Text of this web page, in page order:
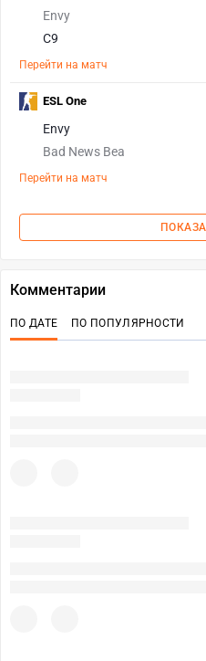
Envy
C9
Перейти на матч
Envy
Bad News Bea
Перейти на матч
ESL One
Комментарии
ПО ДАТЕ ПО ПОПУЛЯРНОСТИ